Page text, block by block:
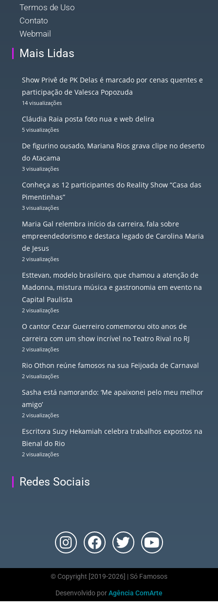
Termos de Uso
Contato
Webmail
Mais Lidas
Show Privê de PK Delas é marcado por cenas quentes e
participação de Valesca Popozuda
14 visualizações
Cláudia Raia posta foto nua e web delira
5 visualizações
De figurino ousado, Mariana Rios grava clipe no deserto
do Atacama
3 visualizações
Conheça as 12 participantes do Reality Show “Casa das
Pimentinhas”
3 visualizações
Maria Gal relembra início da carreira, fala sobre
empreendedorismo e destaca legado de Carolina Maria
de Jesus
2 visualizações
Esttevan, modelo brasileiro, que chamou a atenção de
Madonna, mistura música e gastronomia em evento na
Capital Paulista
2 visualizações
O cantor Cezar Guerreiro comemorou oito anos de
carreira com um show incrível no Teatro Rival no RJ
2 visualizações
Rio Othon reúne famosos na sua Feijoada de Carnaval
2 visualizações
Sasha está namorando: ‘Me apaixonei pelo meu melhor
amigo’
2 visualizações
Escritora Suzy Hekamiah celebra trabalhos expostos na
Bienal do Rio
2 visualizações
Redes Sociais
© Copyright [2019-2026] | Só Famosos
Desenvolvido porAgência ComArte